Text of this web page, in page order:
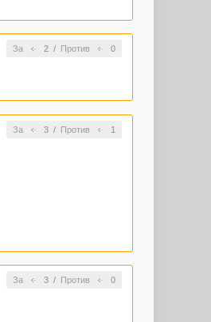
За 2/ Против 0
За 3/ Против 1
За 3/ Против 0